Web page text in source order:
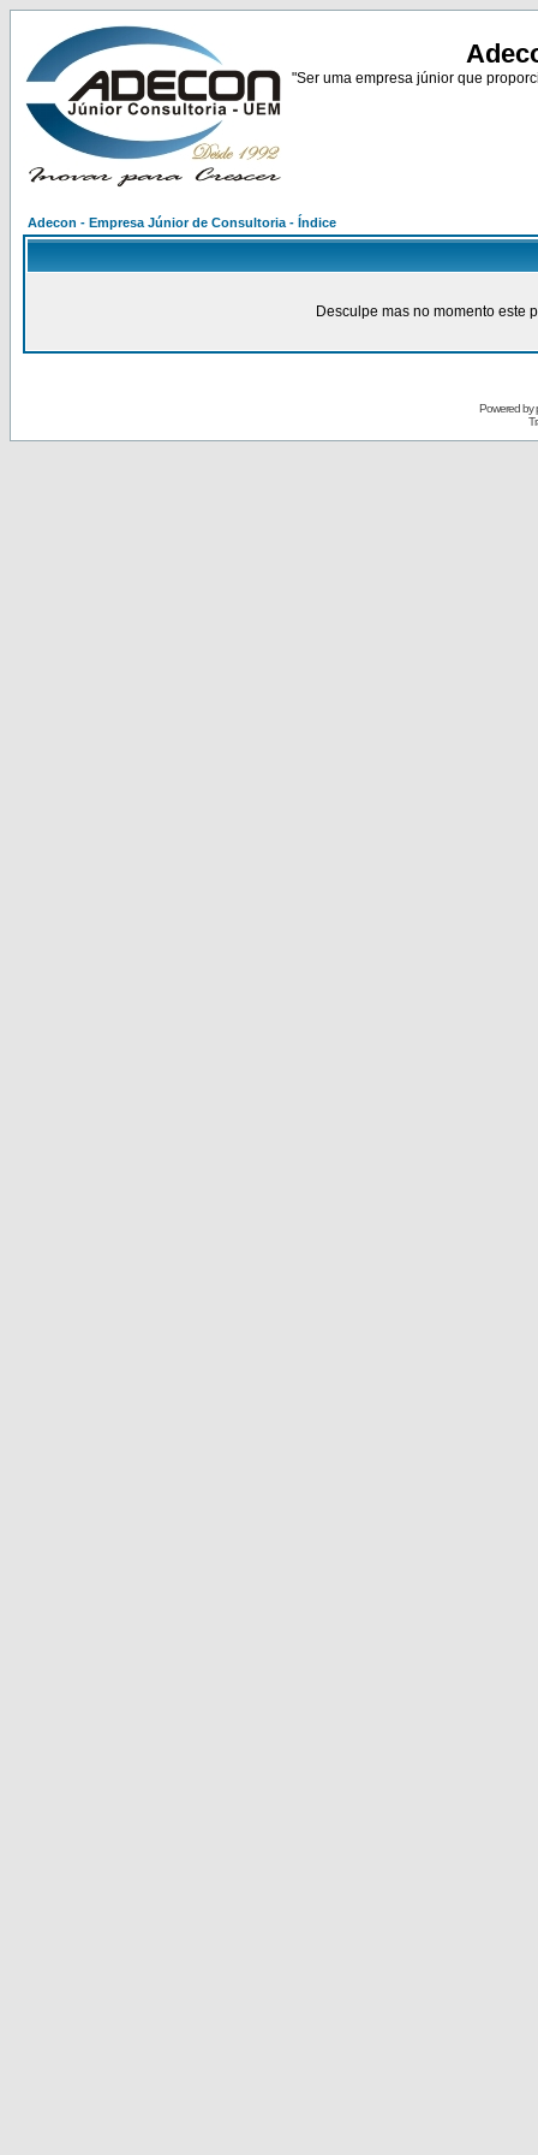
"Ser uma empresa júnior que
Adecon - Empresa Júnior de Consultoria - Índice
Desculpe mas no momento este
Powered by